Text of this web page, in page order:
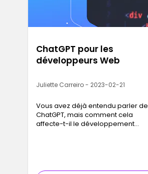
ChatGPT pour les
développeurs Web
Juliette Carreiro - 2023-02-21
Vous avez déjà entendu parler de
ChatGPT, mais comment cela
affecte-t-il le développement